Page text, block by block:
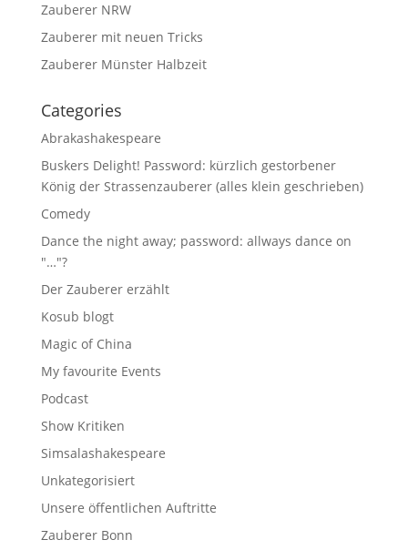
Zauberer NRW
Zauberer mit neuen Tricks
Zauberer Münster Halbzeit
Categories
Abrakashakespeare
Buskers Delight! Password: kürzlich gestorbener
König der Strassenzauberer (alles klein geschrieben)
Comedy
Dance the night away; password: allways dance on
"…"?
Der Zauberer erzählt
Kosub blogt
Magic of China
My favourite Events
Podcast
Show Kritiken
Simsalashakespeare
Unkategorisiert
Unsere öffentlichen Auftritte
Zauberer Bonn